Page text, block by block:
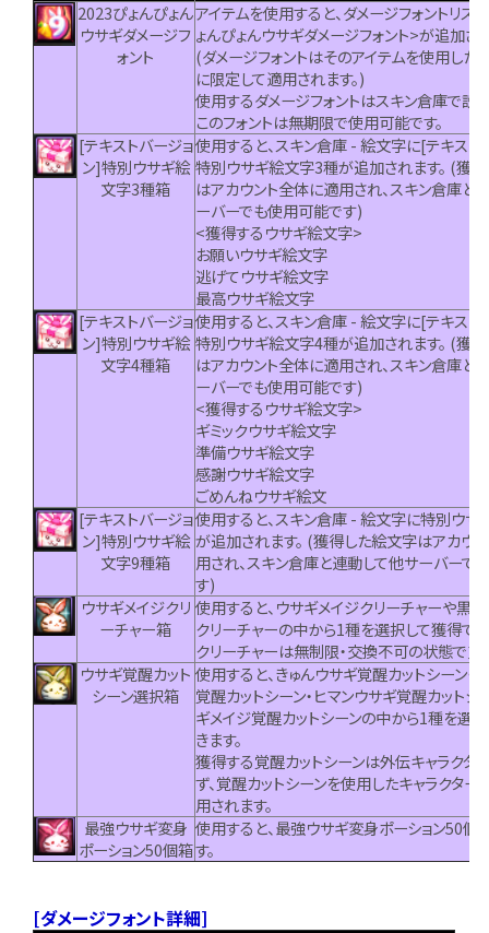
2023ぴょんぴょん
ウサギダメージフ
ォント
アイテムを使用すると、ダメージフォントリス
ょんぴょんウサギダメージフォント>が追加さ
(ダメージフォントはそのアイテムを使用した
に限定して適用されます。)
使用するダメージフォントはスキン倉庫で設
このフォントは無期限で使用可能です。
[テキストバージョ
ン]特別ウサギ絵
文字3種箱
使用すると、スキン倉庫 - 絵文字に[テキスト
特別ウサギ絵文字3種が追加されます。 (獲
はアカウント全体に適用され、スキン倉庫と
ーバーでも使用可能です)
<獲得するウサギ絵文字>
お願いウサギ絵文字
逃げてウサギ絵文字
最高ウサギ絵文字
[テキストバージョ
ン]特別ウサギ絵
文字4種箱
使用すると、スキン倉庫 - 絵文字に[テキスト
特別ウサギ絵文字4種が追加されます。 (獲
はアカウント全体に適用され、スキン倉庫と
ーバーでも使用可能です)
<獲得するウサギ絵文字>
ギミックウサギ絵文字
準備ウサギ絵文字
感謝ウサギ絵文字
ごめんねウサギ絵文
[テキストバージョ
ン]特別ウサギ絵
文字9種箱
使用すると、スキン倉庫 - 絵文字に特別ウサ
が追加されます。 (獲得した絵文字はアカウ
用され、スキン倉庫と連動して他サーバーで
す)
ウサギメイジクリ
ーチャー箱
使用すると、ウサギメイジクリーチャーや黒
クリーチャーの中から1種を選択して獲得でき
クリーチャーは無制限・交換不可の状態で支
ウサギ覚醒カット
シーン選択箱
使用すると、きゅんウサギ覚醒カットシーン・
覚醒カットシーン・ヒマンウサギ覚醒カットシ
ギメイジ覚醒カットシーンの中から1種を選
きます。
獲得する覚醒カットシーンは外伝キャラクタ
ず、覚醒カットシーンを使用したキャラクター
用されます。
最強ウサギ変身
ポーション50個箱
使用すると、最強ウサギ変身ポーション50個
す。
[ダメージフォント詳細]